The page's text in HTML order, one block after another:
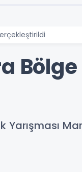
Yarışması